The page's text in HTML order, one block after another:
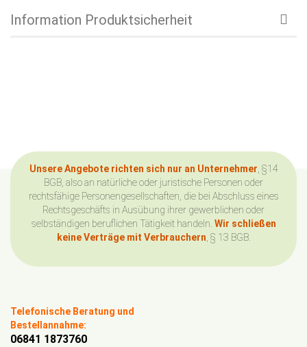
Information Produktsicherheit
Unsere Angebote richten sich nur an Unternehmer , §14
BGB, also an natürliche oder juristische Personen oder
rechtsfähige Personengesellschaften, die bei Abschluss eines
Rechtsgeschäfts in Ausübung ihrer gewerblichen oder
selbständigen beruflichen Tätigkeit handeln. Wir schließen
keine Verträge mit Verbrauchern , § 13 BGB.
Telefonische Beratung und
Bestellannahme:
06841 1873760